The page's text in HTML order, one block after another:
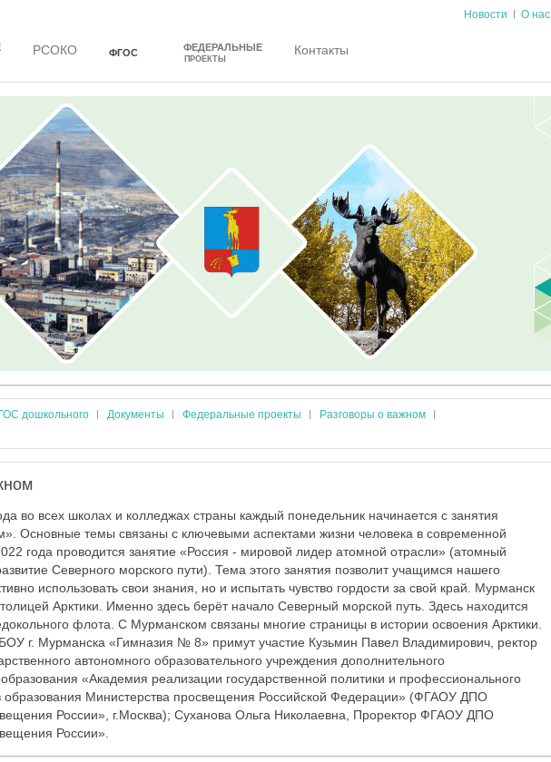
Новости О нас
РСОКО ФГОС ФЕДЕРАЛЬНЫЕ
ПРОЕКТЫ
Контакты
дошкольного Документы Федеральные проекты
Разговоры о важном
во всех школах и колледжах страны каждый понедельник начинается с занятия
Основные темы связаны с ключевыми аспектами жизни человека в современной
года проводится занятие «Россия - мировой лидер атомной отрасли» (атомный
Северного морского пути). Тема этого занятия позволит учащимся нашего
использовать свои знания, но и испытать чувство гордости за свой край. Мурманск
Арктики. Именно здесь берёт начало Северный морской путь. Здесь находится
флота. С Мурманском связаны многие страницы в истории освоения Арктики.
г. Мурманска «Гимназия № 8» примут участие Кузьмин Павел Владимирович, ректор
автономного образовательного учреждения дополнительного
«Академия реализации государственной политики и профессионального
образования Министерства просвещения Российской Федерации» (ФГАОУ ДПО
России», г.Москва); Суханова Ольга Николаевна, Проректор ФГАОУ ДПО
России».